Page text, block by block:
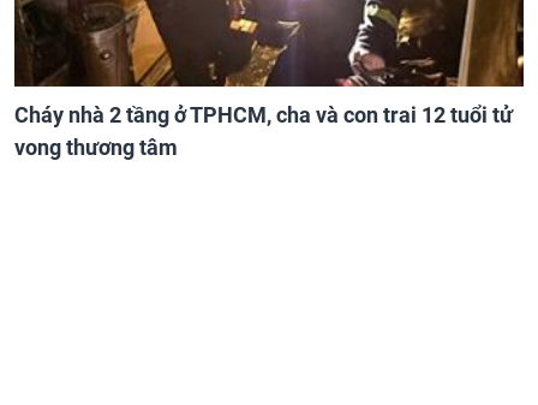
Cháy nhà 2 tầng ở TPHCM, cha và con trai 12 tuổi tử
vong thương tâm